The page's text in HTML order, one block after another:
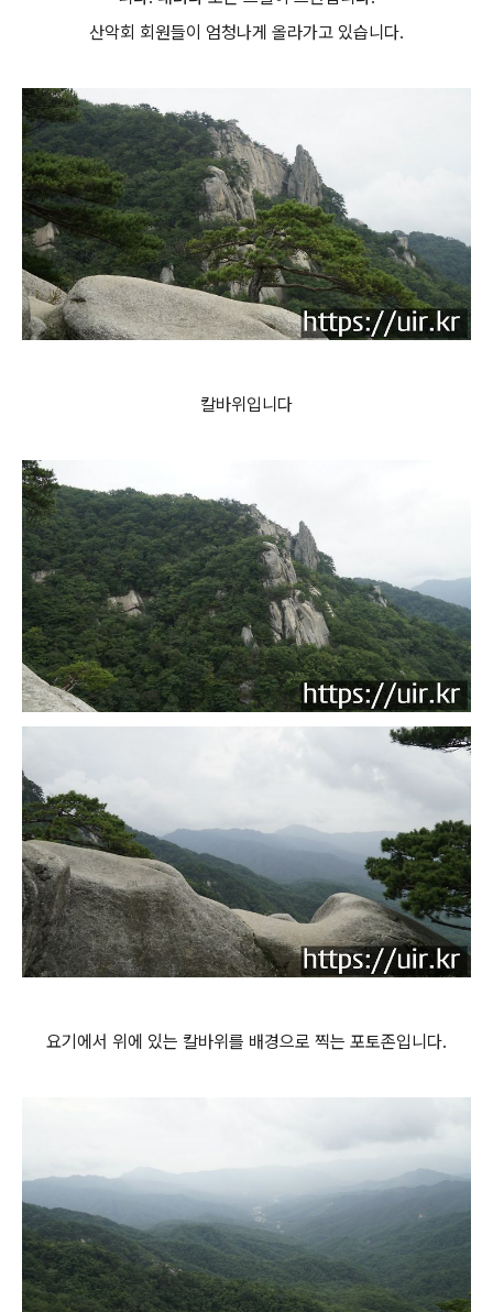
산악회 회원들이 엄청나게 올라가고 있습니다.
칼바위입니다
요기에서 위에 있는 칼바위를 배경으로 찍는 포토존입니다.